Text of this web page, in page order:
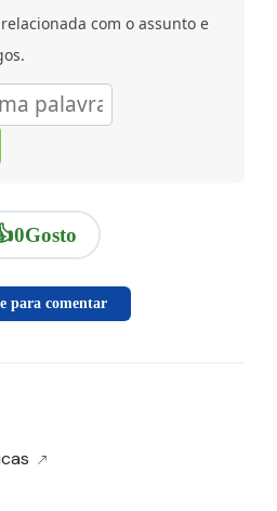
com o assunto e
0Gosto
para comentar